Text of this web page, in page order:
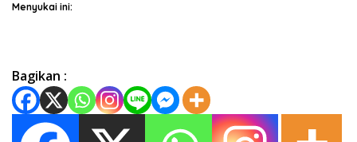
Menyukai ini:
Bagikan :